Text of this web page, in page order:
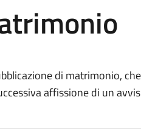
di matrimonio,
affissione di un